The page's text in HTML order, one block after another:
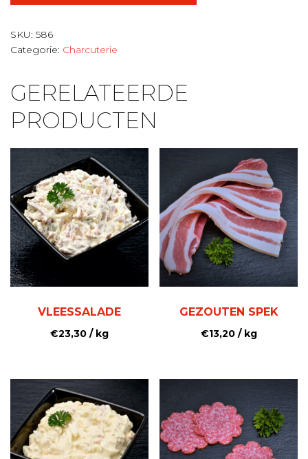
SKU: 586
Categorie: Charcuterie
GERELATEERDE
PRODUCTEN
VLEESSALADE
€23,30/ kg
GEZOUTEN SPEK
€13,20/ kg